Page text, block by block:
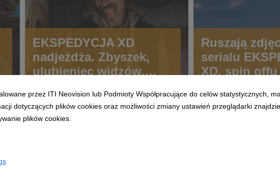
EKSPEDYCJA XD
nadjeżdża. Zbyszek,
ulubieniec widzów,
Ruszają
serialu
XD, spin offu
XD.
bohater,
przez ITI Neovision lub Podmioty Współpracujące do celów statystycznych,
dotyczących plików cookies oraz możliwości zmiany ustawień przeglądarki
plików cookies.